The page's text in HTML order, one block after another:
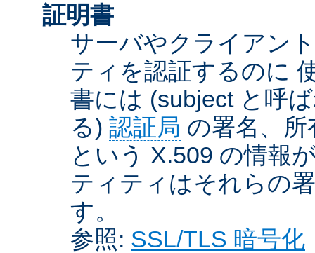
証明書
サーバやクライアン
ティを認証するのに
書には (subject と呼
る) 認証局 の署名、
という X.509 の情報
ティティはそれらの
す。
参照: SSL/TLS 暗号化